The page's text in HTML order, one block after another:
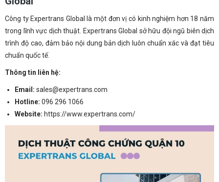
Công ty Expertrans Global là một đơn vị có kinh nghiệm hơn 18 năm
trong lĩnh vực dịch thuật. Expertrans Global sở hữu đội ngũ biên dịch
trình độ cao, đảm bảo nội dung bản dịch luôn chuẩn xác và đạt tiêu
chuẩn quốc tế.
Thông tin liên hệ:
Email: sales@expertrans.com
Hotline: 096 296 1066
Website: https://www.expertrans.com/